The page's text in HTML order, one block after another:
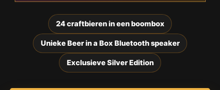
24 craftbieren in een boombox
Unieke Beer in a Box Bluetooth speaker
Exclusieve Silver Edition